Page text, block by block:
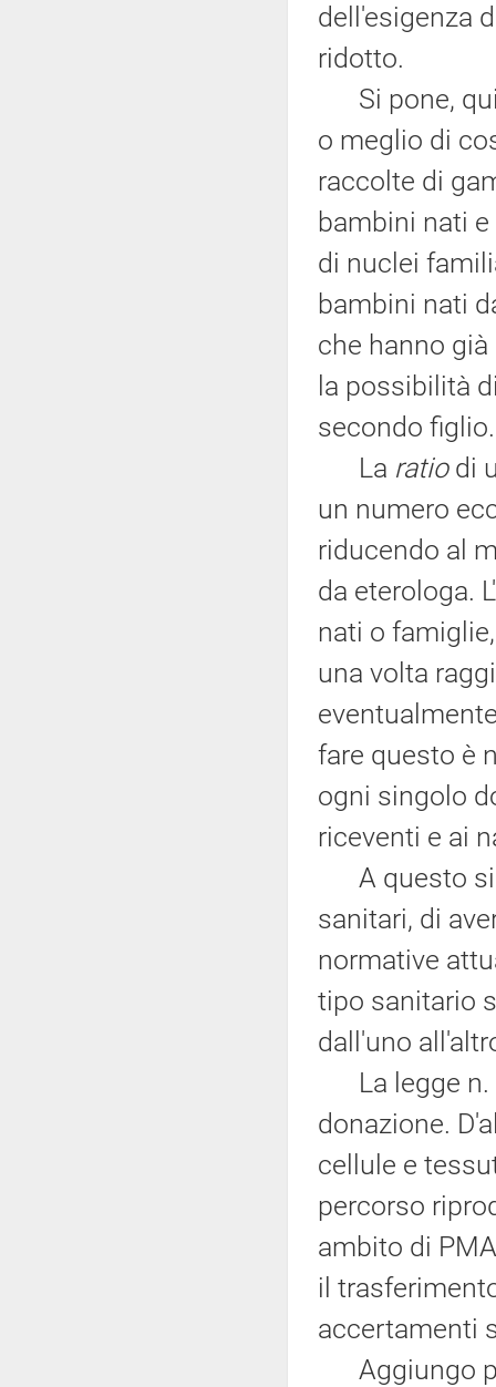
dell'esigenza
ridotto.
Si pone,
o meglio di
raccolte di
bambini nati
di nuclei
bambini nati
che hanno
la possibilità
secondo figlio.
La ratiodi
un numero
riducendo al
da eterologa.
nati o
una volta
fare questo è
ogni singolo
riceventi e ai
A questo si
sanitari, di
normative
tipo sanitario
dall'uno
La legge n.
donazione.
cellule e
percorso
ambito di
il
accertamenti
Aggiungo